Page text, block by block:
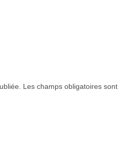
Les champs obligatoires